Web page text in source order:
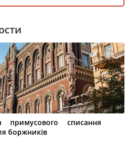
списання
боржників